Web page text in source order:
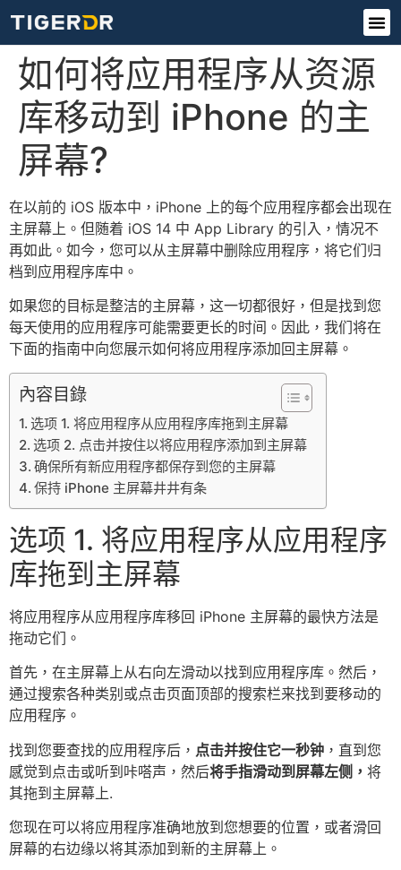
如何将应用程序从资源
库移动到 iPhone 的主
屏幕?
在以前的 iOS 版本中，iPhone 上的每个应用程序都会出现在
主屏幕上。但随着 iOS 14 中 App Library 的引入，情况不
再如此。如今，您可以从主屏幕中删除应用程序，将它们归
档到应用程序库中。
如果您的目标是整洁的主屏幕，这一切都很好，但是找到您
每天使用的应用程序可能需要更长的时间。因此，我们将在
下面的指南中向您展示如何将应用程序添加回主屏幕。
內容目錄
选项 1. 将应用程序从应用程序库拖到主屏幕
选项 2. 点击并按住以将应用程序添加到主屏幕
确保所有新应用程序都保存到您的主屏幕
保持 iPhone 主屏幕井井有条
选项 1. 将应用程序从应用程序
库拖到主屏幕
将应用程序从应用程序库移回 iPhone 主屏幕的最快方法是
拖动它们。
首先，在主屏幕上从右向左滑动以找到应用程序库。然后，
通过搜索各种类别或点击页面顶部的搜索栏来找到要移动的
应用程序。
找到您要查找的应用程序后， 点击并按住它一秒钟 ，直到您
感觉到点击或听到咔嗒声，然后将手指滑动到屏幕左侧， 将
其拖到主屏幕上.
您现在可以将应用程序准确地放到您想要的位置，或者滑回
屏幕的右边缘以将其添加到新的主屏幕上。